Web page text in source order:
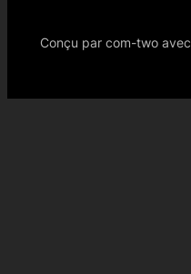
Conçu par com-two avec